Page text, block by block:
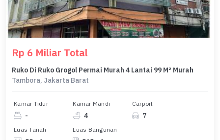
Rp 6 Miliar Total
Ruko Di Ruko Grogol Permai Murah 4 Lantai 99 M² Murah
Tambora, Jakarta Barat
Kamar Tidur
-
Kamar Mandi
4
Carport
7
Luas Tanah Luas Bangunan